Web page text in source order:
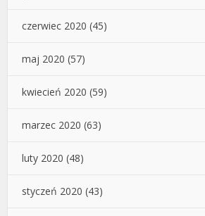
czerwiec 2020 (45)
maj 2020 (57)
kwiecień 2020 (59)
marzec 2020 (63)
luty 2020 (48)
styczeń 2020 (43)